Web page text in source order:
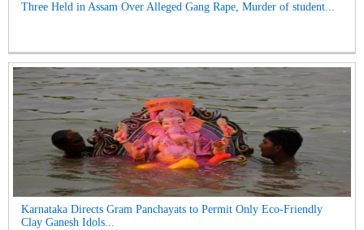
Three Held in Assam Over Alleged Gang Rape, Murder of student...
Karnataka Directs Gram Panchayats to Permit Only Eco-Friendly
Clay Ganesh Idols...